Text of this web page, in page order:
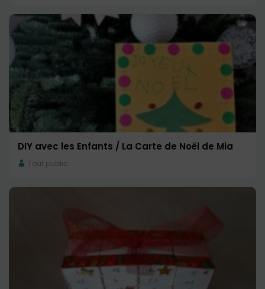
DIY avec les Enfants / La Carte de Noël de Mia
Tout public